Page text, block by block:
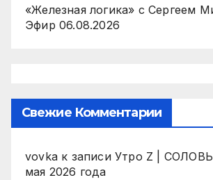
«Железная логика» с Сергеем
Эфир 06.08.2026
Свежие Комментарии
vovka к записи Утро Z |
мая 2026 года